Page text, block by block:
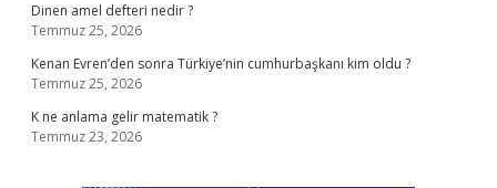
Dinen amel defteri nedir ?
Temmuz 25, 2026
Kenan Evren’den sonra Türkiye’nin cumhurbaşkanı kim oldu ?
Temmuz 25, 2026
K ne anlama gelir matematik ?
Temmuz 23, 2026